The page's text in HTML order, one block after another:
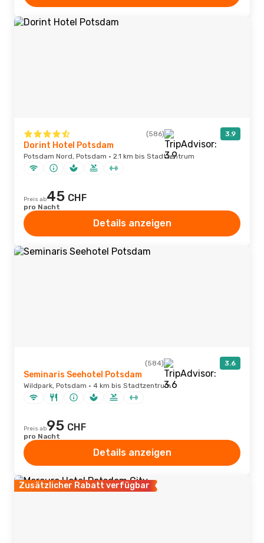
(586) 3.9
Dorint Hotel Potsdam
Potsdam Nord, Potsdam · 2.1 km bis Stadtzentrum
Preis ab45 CHF
pro Nacht
Details anzeigen
(584) 3.6
Seminaris Seehotel Potsdam
Wildpark, Potsdam · 4 km bis Stadtzentrum
Preis ab95 CHF
pro Nacht
Details anzeigen
Zusätzlicher Rabatt verfügbar